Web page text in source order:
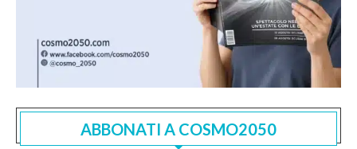
ABBONATI A COSMO2050